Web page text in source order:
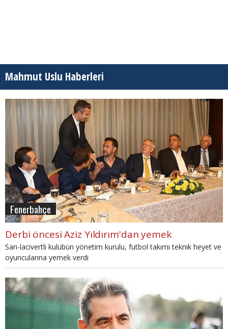
Mahmut Uslu Haberleri
Fenerbahçe
Derbi öncesi Aziz Yıldırım'dan yemek
Sarı-lacivertli kulübün yönetim kurulu, futbol takımı teknik heyet ve
oyuncularına yemek verdi